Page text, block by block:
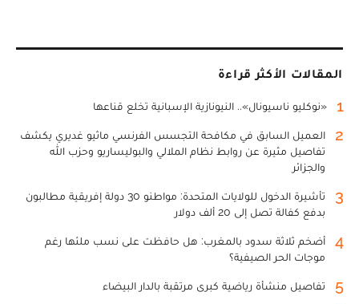
المقالات الأكثر قراءة
1 «نوكليو ناسيونال».. النيونازية الإسبانية تخلع قناعها
2
العميل السابق في مكافحة التجسس الفرنسي ماثيو غديري يكشف
تفاصيل مثيرة عن روابط نظام الملالي والبوليساريو وحزب الله
والجزائر
3
تأشيرة الدخول للولايات المتحدة: مواطنو 30 دولة إفريقية مطالبون
بدفع كفالة تصل إلى 20 ألف دولار
4
أضخم ثلاثة سدود بالمغرب: هل حافظت على نسب ملئها رغم
موجات الحر الصيفية؟
5 تفاصيل منشأة رياضية كبرى مرتقبة بالدار البيضاء